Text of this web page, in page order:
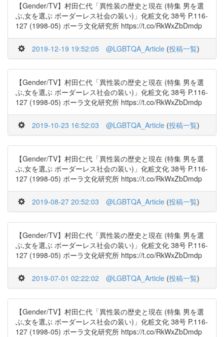
【Gender/TV】村田仁代「異性装の歴史と現在 (特集 男を選
ぶ,女を選ぶ ボーダーレス社会の装い)」化粧文化 38号 P.116-
127 (1998-05) ポーラ文化研究所 https://t.co/RkWxZbDmdp
2019-12-19 19:52:05 @LGBTQA_Article (投稿一覧)
【Gender/TV】村田仁代「異性装の歴史と現在 (特集 男を選
ぶ,女を選ぶ ボーダーレス社会の装い)」化粧文化 38号 P.116-
127 (1998-05) ポーラ文化研究所 https://t.co/RkWxZbDmdp
2019-10-23 16:52:03 @LGBTQA_Article (投稿一覧)
【Gender/TV】村田仁代「異性装の歴史と現在 (特集 男を選
ぶ,女を選ぶ ボーダーレス社会の装い)」化粧文化 38号 P.116-
127 (1998-05) ポーラ文化研究所 https://t.co/RkWxZbDmdp
2019-08-27 20:52:03 @LGBTQA_Article (投稿一覧)
【Gender/TV】村田仁代「異性装の歴史と現在 (特集 男を選
ぶ,女を選ぶ ボーダーレス社会の装い)」化粧文化 38号 P.116-
127 (1998-05) ポーラ文化研究所 https://t.co/RkWxZbDmdp
2019-07-01 02:22:02 @LGBTQA_Article (投稿一覧)
【Gender/TV】村田仁代「異性装の歴史と現在 (特集 男を選
ぶ,女を選ぶ ボーダーレス社会の装い)」化粧文化 38号 P.116-
127 (1998-05) ポーラ文化研究所 https://t.co/RkWxZbDmdp